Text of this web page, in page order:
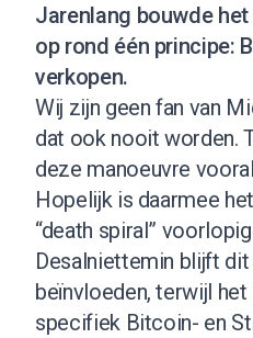
Jarenlang bouwde
op rond één principe:
verkopen.
Wij zijn geen fan van
dat ook nooit worden.
deze manoeuvre
Hopelijk is daarmee
“death spiral”
Desalniettemin blijft
beïnvloeden, terwijl
specifiek Bitcoin- en